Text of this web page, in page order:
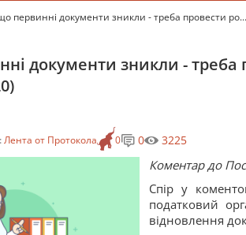
первинні документи зникли - треба провести ро...
документи зникли - треба
Лента от Протокола 0 0 3225
Коментар до
Спір у
податковий
відновлення